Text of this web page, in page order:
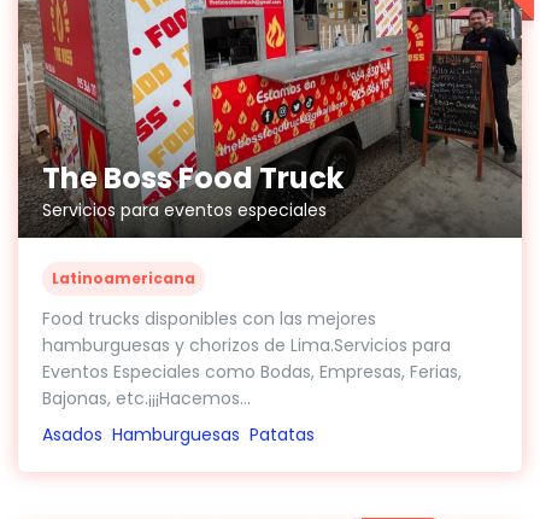
The Boss Food Truck
Servicios para eventos especiales
Latinoamericana
Food trucks disponibles con las mejores
hamburguesas y chorizos de Lima.Servicios para
Eventos Especiales como Bodas, Empresas, Ferias,
Bajonas, etc.¡¡¡Hacemos...
Asados Hamburguesas Patatas